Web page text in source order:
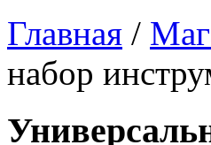
Главная /
набор